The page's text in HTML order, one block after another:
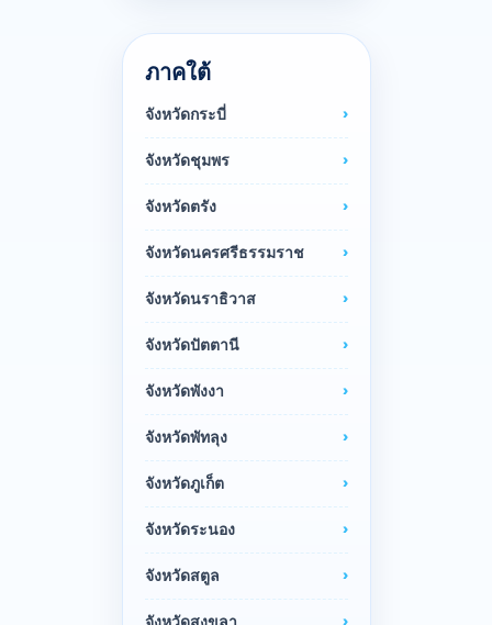
ภาคใต้
จังหวัดกระบี่
จังหวัดชุมพร
จังหวัดตรัง
จังหวัดนครศรีธรรมราช
จังหวัดนราธิวาส
จังหวัดปัตตานี
จังหวัดพังงา
จังหวัดพัทลุง
จังหวัดภูเก็ต
จังหวัดระนอง
จังหวัดสตูล